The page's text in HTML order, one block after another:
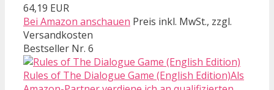
64,19 EUR
Bei Amazon anschauen Preis inkl. MwSt., zzgl.
Versandkosten
Bestseller Nr. 6
Rules of The Dialogue Game (English Edition)Als